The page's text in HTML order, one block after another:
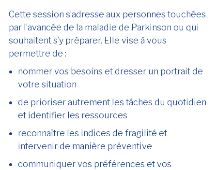
Cette session s’adresse aux personnes touchées
par l’avancée de la maladie de Parkinson ou qui
souhaitent s’y préparer. Elle vise à vous
permettre de :
nommer vos besoins et dresser un portrait de
votre situation
de prioriser autrement les tâches du quotidien
et identifier les ressources
reconnaître les indices de fragilité et
intervenir de manière préventive
communiquer vos préférences et vos